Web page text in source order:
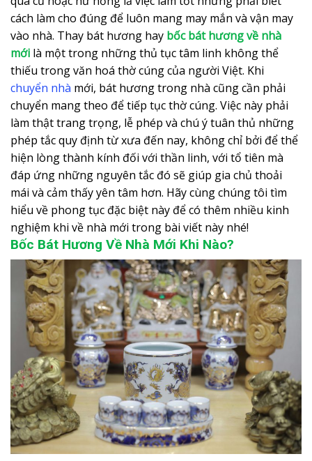
cách làm cho đúng để luôn mang may mắn và vận may
vào nhà. Thay bát hương hay bốc bát hương về nhà
mới là một trong những thủ tục tâm linh không thể
thiếu trong văn hoá thờ cúng của người Việt. Khi
chuyển nhà mới, bát hương trong nhà cũng cần phải
chuyển mang theo để tiếp tục thờ cúng. Việc này phải
làm thật trang trọng, lễ phép và chú ý tuân thủ những
phép tắc quy định từ xưa đến nay, không chỉ bởi để thể
hiện lòng thành kính đối với thần linh, với tổ tiên mà
đáp ứng những nguyên tắc đó sẽ giúp gia chủ thoải
mái và cảm thấy yên tâm hơn. Hãy cùng chúng tôi tìm
hiểu về phong tục đặc biệt này để có thêm nhiều kinh
nghiệm khi về nhà mới trong bài viết này nhé!
Bốc Bát Hương Về Nhà Mới Khi Nào?